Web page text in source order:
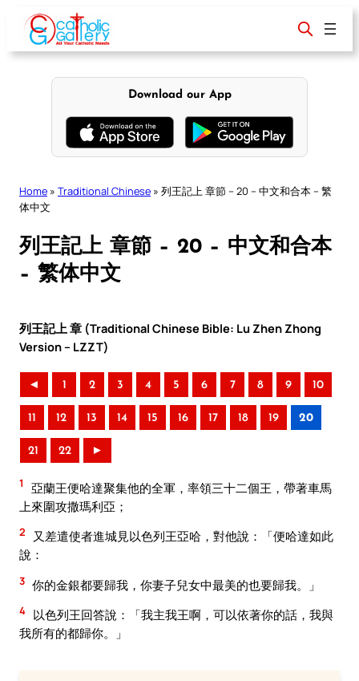
content
Download our App
Home » Traditional Chinese » 列王記上 章節 – 20 – 中文和合本 – 繁
体中文
列王記上 章節 – 20 – 中文和合本
– 繁体中文
列王記上 章 (Traditional Chinese Bible: Lu Zhen Zhong
Version – LZZT)
◄ 1 2 3 4 5 6 7 8 9 10
11 12 13 14 15 16 17 18 19 20
21 22 ►
1
亞蘭王便哈達聚集他的全軍，率領三十二個王，帶著車馬
上來圍攻撒瑪利亞；
2
又差遣使者進城見以色列王亞哈，對他說：「便哈達如此
說：
3 你的金銀都要歸我，你妻子兒女中最美的也要歸我。」
4 以色列王回答說：「我主我王啊，可以依著你的話，我與
我所有的都歸你。」